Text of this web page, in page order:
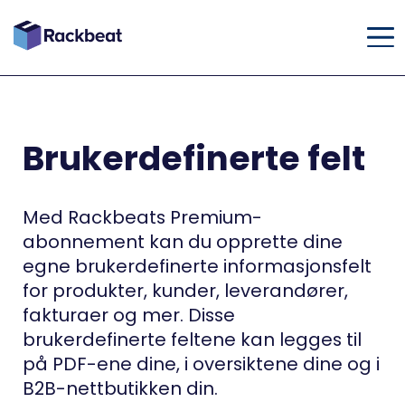
Brukerdefinerte felt
Med Rackbeats Premium-
abonnement kan du opprette dine
egne brukerdefinerte informasjonsfelt
for produkter, kunder, leverandører,
fakturaer og mer. Disse
brukerdefinerte feltene kan legges til
på PDF-ene dine, i oversiktene dine og i
B2B-nettbutikken din.